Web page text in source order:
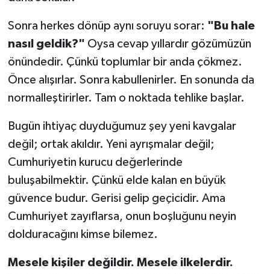
Sonra herkes dönüp aynı soruyu sorar: "Bu hale
nasıl geldik?" Oysa cevap yıllardır gözümüzün
önündedir. Çünkü toplumlar bir anda çökmez.
Önce alışırlar. Sonra kabullenirler. En sonunda da
normalleştirirler. Tam o noktada tehlike başlar.
Bugün ihtiyaç duyduğumuz şey yeni kavgalar
değil; ortak akıldır. Yeni ayrışmalar değil;
Cumhuriyetin kurucu değerlerinde
buluşabilmektir. Çünkü elde kalan en büyük
güvence budur. Gerisi gelip geçicidir. Ama
Cumhuriyet zayıflarsa, onun boşluğunu neyin
dolduracağını kimse bilemez.
Mesele kişiler değildir. Mesele ilkelerdir.